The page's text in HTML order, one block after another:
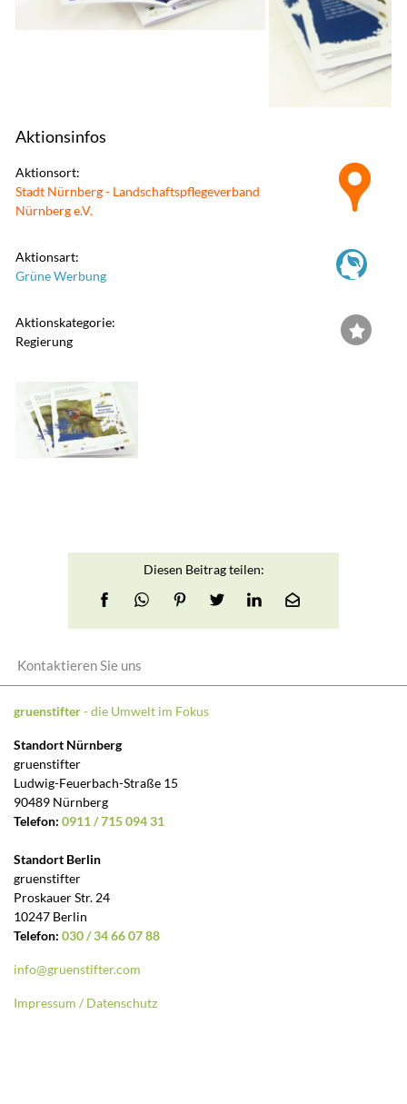
Aktionsinfos
Aktionsort:
Stadt Nürnberg - Landschaftspflegeverband
Nürnberg e.V.
Aktionsart:
Grüne Werbung
Aktionskategorie:
Regierung
Diesen Beitrag teilen:
Kontaktieren Sie uns
gruenstifter- die Umwelt im Fokus
Standort Nürnberg
gruenstifter
Ludwig-Feuerbach-Straße 15
90489 Nürnberg
Telefon: 0911 / 715 094 31
Standort Berlin
gruenstifter
Proskauer Str. 24
10247 Berlin
Telefon: 030 / 34 66 07 88
info@gruenstifter.com
Impressum / Datenschutz